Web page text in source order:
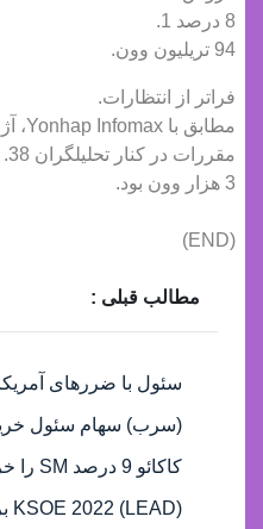
8 درصد 1.
94 تریلیون وون.
فراتر از انتظارات.
مقررات در کنار تحلیلگران 38.
3 هزار وون بود.
(END)
مطالب قبلی :
سئول با ضررهای
(سرب) سهام سئول
کاکائو 9 درصد SM را خریداری می کند
(LEAD) KSOE 2022 برد، هزینه ها